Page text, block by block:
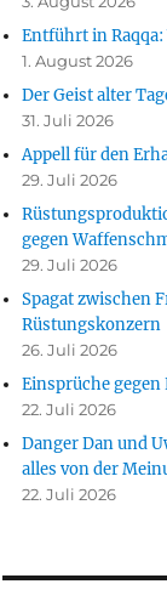
Entführt in Raqqa:
1. August 2026
Der Geist alter
31. Juli 2026
Appell für den
29. Juli 2026
gegen
29. Juli 2026
Spagat zwischen
Rüstungskonzern
26. Juli 2026
Einsprüche
22. Juli 2026
Danger Dan und
alles von der
22. Juli 2026